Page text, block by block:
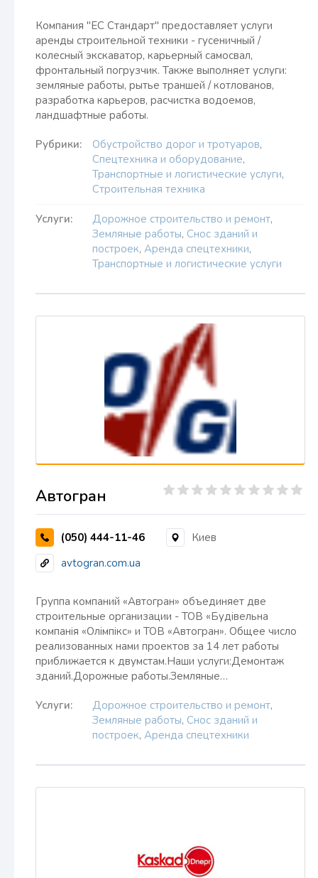
Компания "ЕС Стандарт" предоставляет услуги
аренды строительной техники - гусеничный /
колесный экскаватор, карьерный самосвал,
фронтальный погрузчик. Также выполняет услуги:
земляные работы, рытье траншей / котлованов,
разработка карьеров, расчистка водоемов,
ландшафтные работы.
Рубрики: Обустройство дорог и тротуаров,
Cпецтехника и оборудование,
Транспортные и логистические услуги,
Строительная техника
Услуги: Дорожное строительство и ремонт,
Земляные работы, Снос зданий и
построек, Аренда спецтехники,
Транспортные и логистические услуги
Автогран
(050) 444-11-46
Киев
avtogran.com.ua
Группа компаний «Автогран» объединяет две
строительные организации - ТОВ «Будівельна
компанія «Олімпікс» и ТОВ «Автогран». Общее число
реализованных нами проектов за 14 лет работы
приближается к двумстам.Наши услуги:Демонтаж
зданий.Дорожные работы.Земляные…
Услуги: Дорожное строительство и ремонт,
Земляные работы, Снос зданий и
построек, Аренда спецтехники